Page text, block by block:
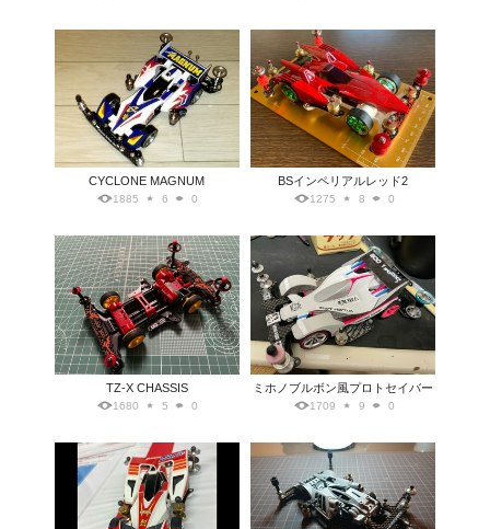
CYCLONE MAGNUM
1885 6 0
BSインペリアルレッド2
1275 8 0
TZ-X CHASSIS
1680 5 0
ミホノブルボン風プロトセイバー
1709 9 0